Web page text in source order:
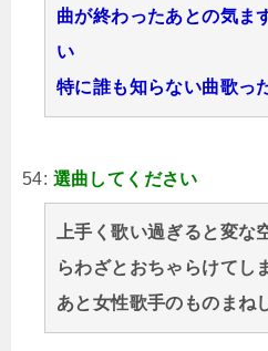
曲が終わったあとの気ま
い
特に誰も知らない曲歌っ
54: 選曲してください
上手く歌い過ぎると変な
らわざとおちゃらけてし
あと女性歌手のものまね